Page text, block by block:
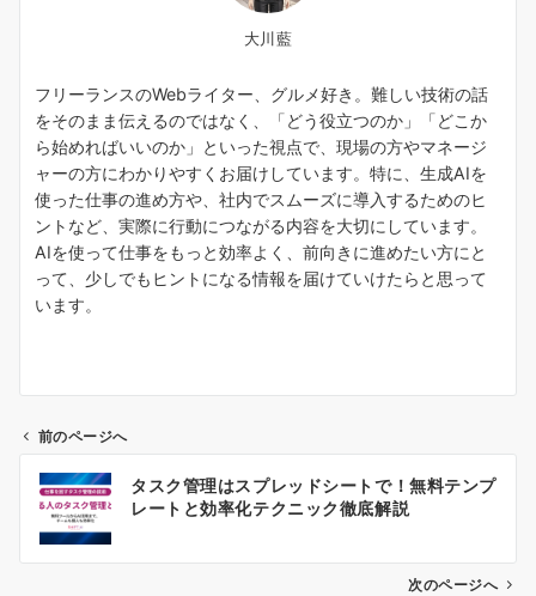
大川藍
フリーランスのWebライター、グルメ好き。難しい技術の話
をそのまま伝えるのではなく、「どう役立つのか」「どこか
ら始めればいいのか」といった視点で、現場の方やマネージ
ャーの方にわかりやすくお届けしています。特に、生成AIを
使った仕事の進め方や、社内でスムーズに導入するためのヒ
ントなど、実際に行動につながる内容を大切にしています。
AIを使って仕事をもっと効率よく、前向きに進めたい方にと
って、少しでもヒントになる情報を届けていけたらと思って
います。
前のページへ
タスク管理はスプレッドシートで！無料テンプ
レートと効率化テクニック徹底解説
次のページへ